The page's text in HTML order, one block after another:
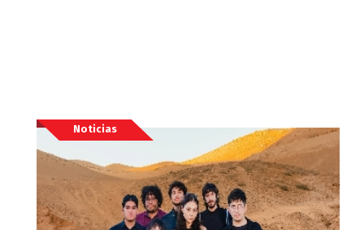
Noticias